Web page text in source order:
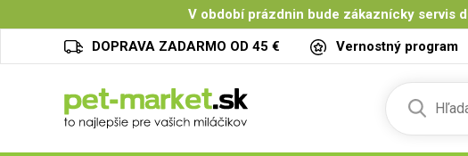
V období prázdnin bude zákaznícky servis
DOPRAVA ZADARMO OD 45 €
Vernostný program